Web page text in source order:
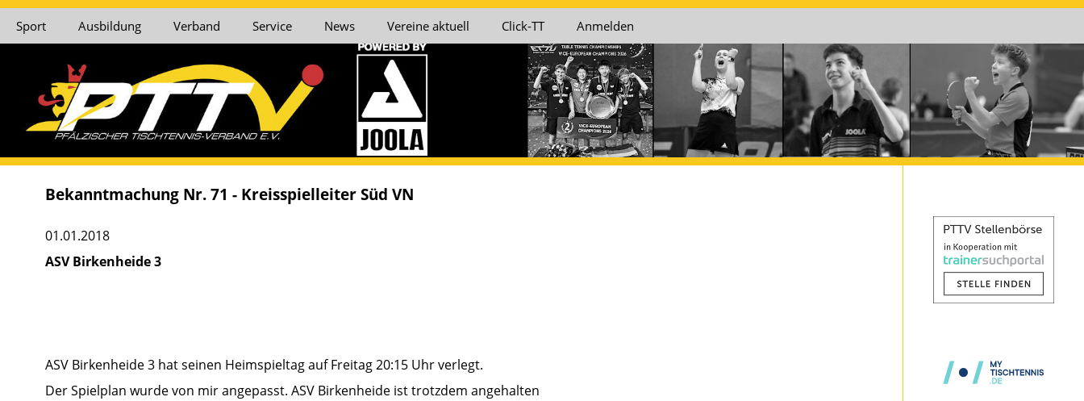
Sport Ausbildung Verband Service News Vereine aktuell Click-TT Anmelden
Bekanntmachung Nr. 71 - Kreisspielleiter Süd VN
01.01.2018
ASV Birkenheide 3
ASV Birkenheide 3 hat seinen Heimspieltag auf Freitag 20:15 Uhr verlegt.
Der Spielplan wurde von mir angepasst. ASV Birkenheide ist trotzdem angehalten